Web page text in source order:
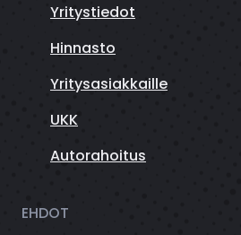
Yritystiedot
Hinnasto
Yritysasiakkaille
UKK
Autorahoitus
EHDOT